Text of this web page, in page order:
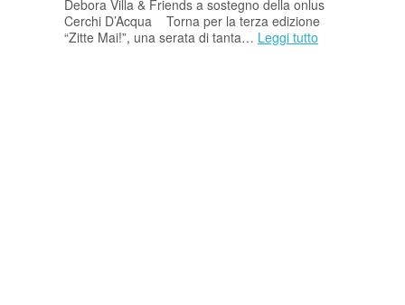
Debora Villa & Friends a sostegno della onlus
Cerchi D’Acqua Torna per la terza edizione
“Zitte Mai!”, una serata di tanta… Leggi tutto